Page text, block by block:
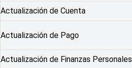
Actualización de Cuenta
Actualización de Pago
Actualización de Finanzas Personales